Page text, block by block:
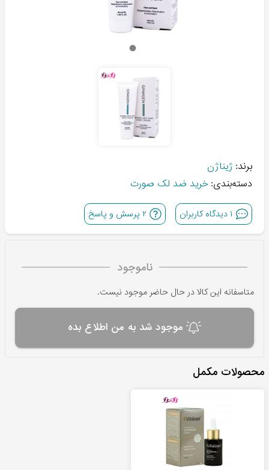
برند: ژیناژن
دسته‌بندی: خرید ضد لک صورت
۱دیدگاه کاربران ۲ پرسش و پاسخ
ناموجود
متاسفانه این کالا در حال حاضر موجود نیست.
موجود شد به من اطلاع بده
محصولات مکمل